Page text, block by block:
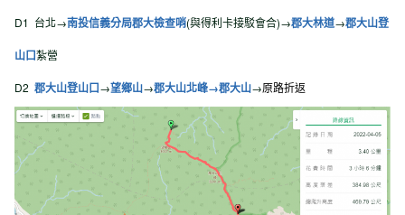
D1 台北→南投信義分局郡大檢查哨(與得利卡接駁會合)→郡大林道→郡大山登
山口紮營
D2 郡大山登山口→望鄉山→郡大山北峰→郡大山→原路折返